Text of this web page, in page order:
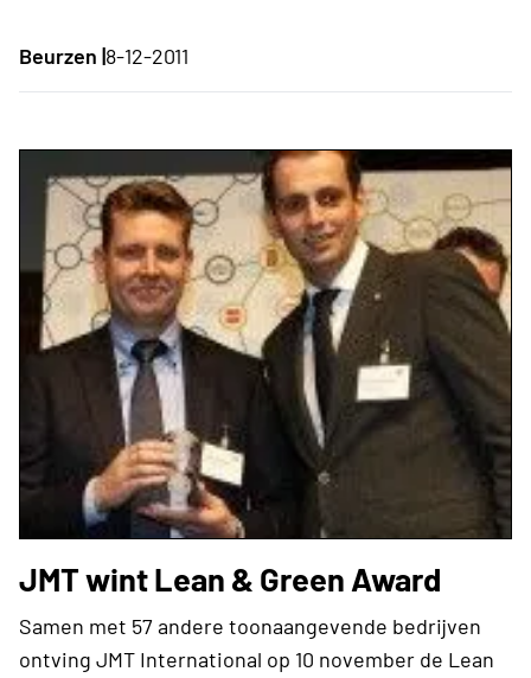
Beurzen |8-12-2011
JMT wint Lean & Green Award
Samen met 57 andere toonaangevende bedrijven
ontving JMT International op 10 november de Lean